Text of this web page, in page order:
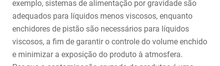
exemplo, sistemas de alimentação por gravidade são
adequados para líquidos menos viscosos, enquanto
enchidores de pistão são necessários para líquidos
viscosos, a fim de garantir o controle do volume enchido
e minimizar a exposição do produto à atmosfera.